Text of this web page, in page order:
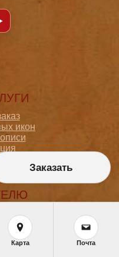
икон
Заказать
Карта Почта